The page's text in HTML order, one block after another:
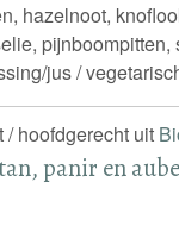
hazelnoot,
jus /
/ hoofdgerecht uit
panir en